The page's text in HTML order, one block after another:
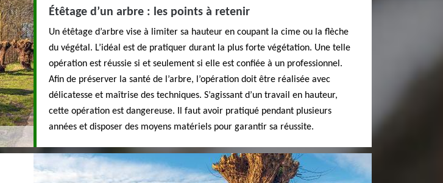
Étêtage d’un arbre : les points à retenir
Un étêtage d’arbre vise à limiter sa hauteur en coupant la cime ou la flèche
du végétal. L’idéal est de pratiquer durant la plus forte végétation. Une telle
opération est réussie si et seulement si elle est confiée à un professionnel.
Afin de préserver la santé de l’arbre, l’opération doit être réalisée avec
délicatesse et maîtrise des techniques. S’agissant d’un travail en hauteur,
cette opération est dangereuse. Il faut avoir pratiqué pendant plusieurs
années et disposer des moyens matériels pour garantir sa réussite.